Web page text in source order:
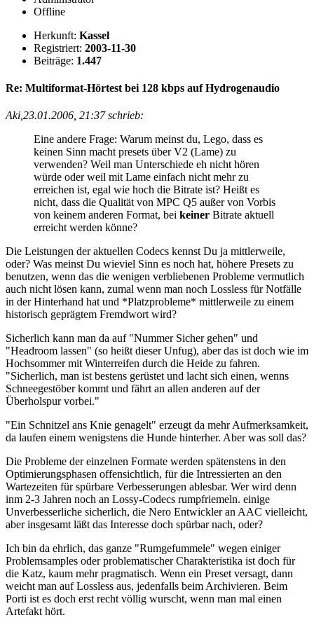
Offline
Herkunft: Kassel
Registriert: 2003-11-30
Beiträge: 1.447
Re: Multiformat-Hörtest bei 128 kbps auf Hydrogenaudio
Aki,23.01.2006, 21:37 schrieb:
Eine andere Frage: Warum meinst du, Lego, dass es
keinen Sinn macht presets über V2 (Lame) zu
verwenden? Weil man Unterschiede eh nicht hören
würde oder weil mit Lame einfach nicht mehr zu
erreichen ist, egal wie hoch die Bitrate ist? Heißt es
nicht, dass die Qualität von MPC Q5 außer von Vorbis
von keinem anderen Format, bei keiner Bitrate aktuell
erreicht werden könne?
Die Leistungen der aktuellen Codecs kennst Du ja mittlerweile,
oder? Was meinst Du wieviel Sinn es noch hat, höhere Presets zu
benutzen, wenn das die wenigen verbliebenen Probleme vermutlich
auch nicht lösen kann, zumal wenn man noch Lossless für Notfälle
in der Hinterhand hat und *Platzprobleme* mittlerweile zu einem
historisch geprägtem Fremdwort wird?
Sicherlich kann man da auf "Nummer Sicher gehen" und
"Headroom lassen" (so heißt dieser Unfug), aber das ist doch wie im
Hochsommer mit Winterreifen durch die Heide zu fahren.
"Sicherlich, man ist bestens gerüstet und lacht sich einen, wenns
Schneegestöber kommt und fährt an allen anderen auf der
Überholspur vorbei."
"Ein Schnitzel ans Knie genagelt" erzeugt da mehr Aufmerksamkeit,
da laufen einem wenigstens die Hunde hinterher. Aber was soll das?
Die Probleme der einzelnen Formate werden spätenstens in den
Optimierungsphasen offensichtlich, für die Intressierten an den
Wartezeiten für spürbare Verbesserungen ablesbar. Wer wird denn
inm 2-3 Jahren noch an Lossy-Codecs rumpfriemeln. einige
Unverbesserliche sicherlich, die Nero Entwickler an AAC vielleicht,
aber insgesamt läßt das Interesse doch spürbar nach, oder?
Ich bin da ehrlich, das ganze "Rumgefummele" wegen einiger
Problemsamples oder problematischer Charakteristika ist doch für
die Katz, kaum mehr pragmatisch. Wenn ein Preset versagt, dann
weicht man auf Lossless aus, jedenfalls beim Archivieren. Beim
Porti ist es doch erst recht völlig wurscht, wenn man mal einen
Artefakt hört.